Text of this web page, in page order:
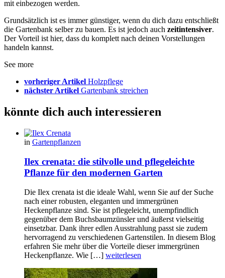
mit einbezogen werden.
Grundsätzlich ist es immer günstiger, wenn du dich dazu entschließt
die Gartenbank selber zu bauen. Es ist jedoch auch zeitintensiver.
Der Vorteil ist hier, dass du komplett nach deinen Vorstellungen
handeln kannst.
See more
vorheriger Artikel Holzpflege
nächster Artikel Gartenbank streichen
könnte dich auch interessieren
in Gartenpflanzen
Ilex crenata: die stilvolle und pflegeleichte
Pflanze für den modernen Garten
Die Ilex crenata ist die ideale Wahl, wenn Sie auf der Suche
nach einer robusten, eleganten und immergrünen
Heckenpflanze sind. Sie ist pflegeleicht, unempfindlich
gegenüber dem Buchsbaumzünsler und äußerst vielseitig
einsetzbar. Dank ihrer edlen Ausstrahlung passt sie zudem
hervorragend zu verschiedenen Gartenstilen. In diesem Blog
erfahren Sie mehr über die Vorteile dieser immergrünen
Heckenpflanze. Wie […] weiterlesen